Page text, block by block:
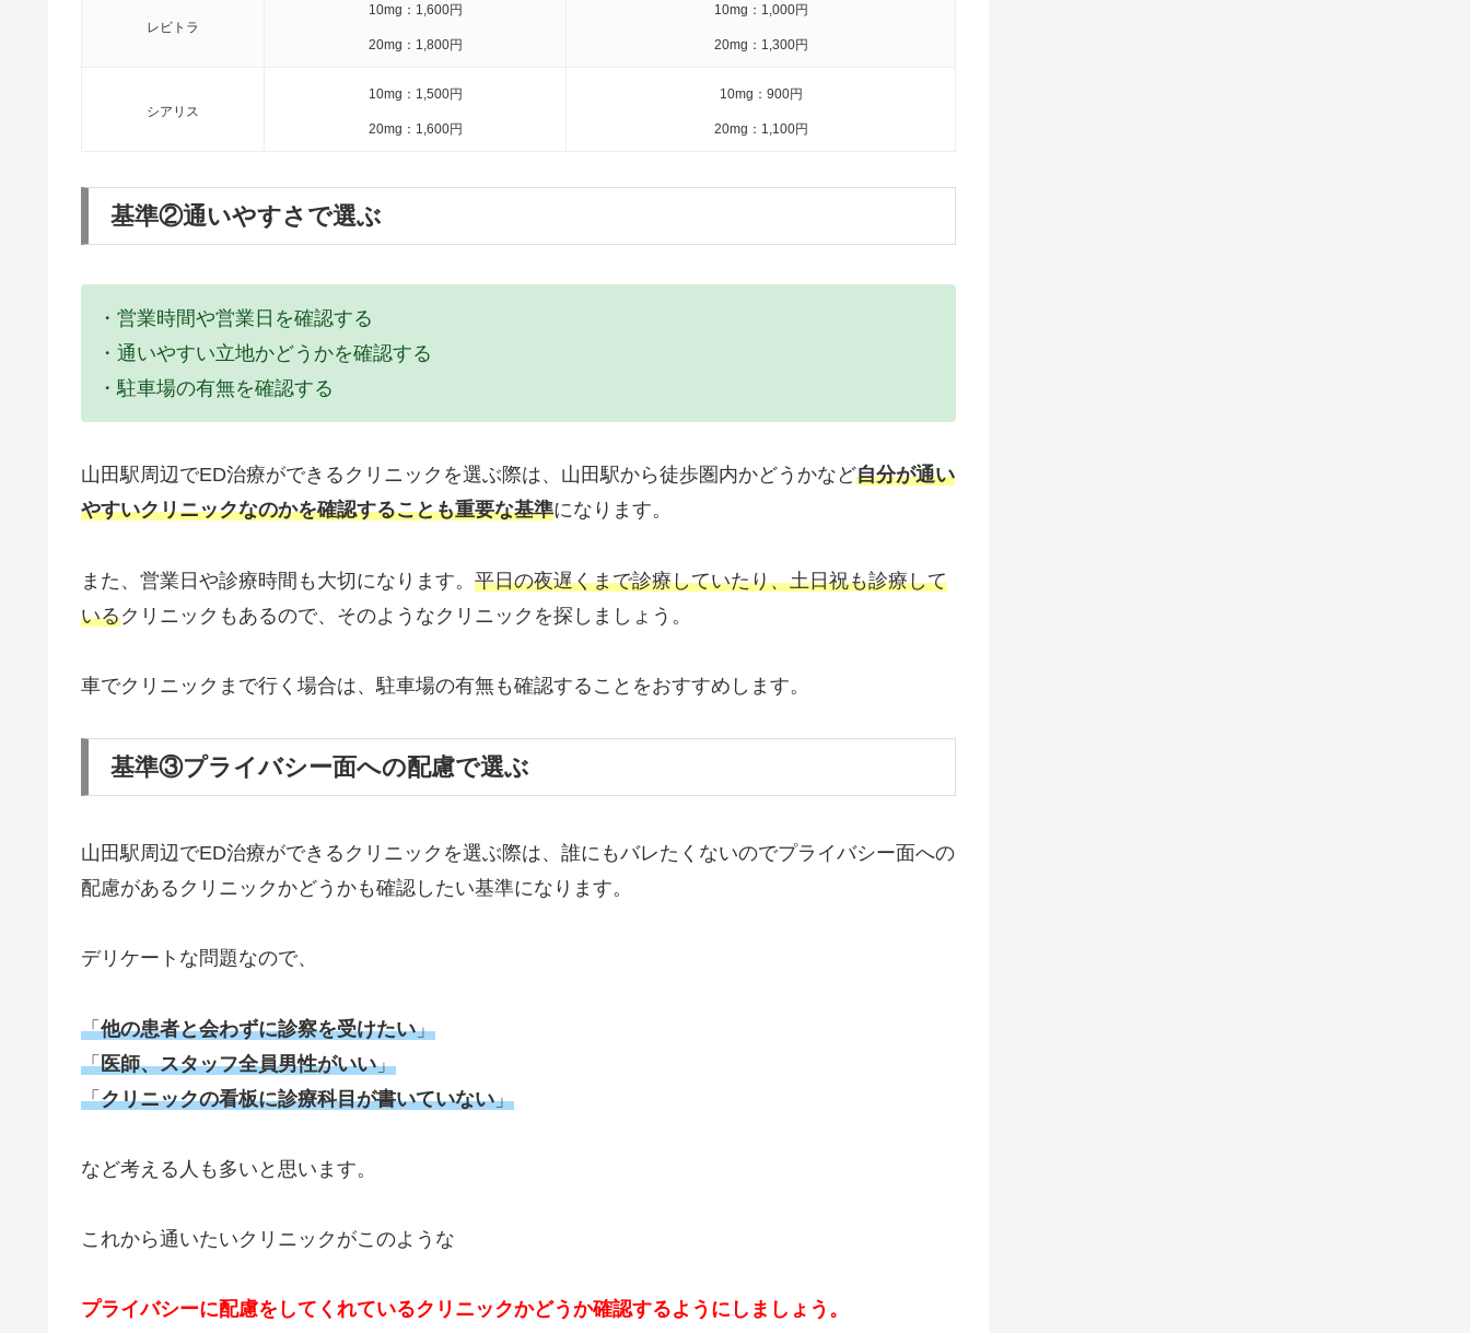
レビトラ
10mg：1,600円
20mg：1,800円
10mg：1,000円
20mg：1,300円
シアリス
10mg：1,500円
20mg：1,600円
10mg：900円
20mg：1,100円
基準②通いやすさで選ぶ
・営業時間や営業日を確認する
・通いやすい立地かどうかを確認する
・駐車場の有無を確認する
山田駅周辺でED治療ができるクリニックを選ぶ際は、山田駅から徒歩圏内かどうかなど自分が通い
やすいクリニックなのかを確認することも重要な基準になります。
また、営業日や診療時間も大切になります。 平日の夜遅くまで診療していたり、土日祝も診療して
いるクリニックもあるので、そのようなクリニックを探しましょう。
車でクリニックまで行く場合は、駐車場の有無も確認することをおすすめします。
基準③プライバシー面への配慮で選ぶ
山田駅周辺でED治療ができるクリニックを選ぶ際は、誰にもバレたくないのでプライバシー面への
配慮があるクリニックかどうかも確認したい基準になります。
デリケートな問題なので、
「他の患者と会わずに診察を受けたい」
「医師、スタッフ全員男性がいい」
「クリニックの看板に診療科目が書いていない」
など考える人も多いと思います。
これから通いたいクリニックがこのような
プライバシーに配慮をしてくれているクリニックかどうか確認するようにしましょう。